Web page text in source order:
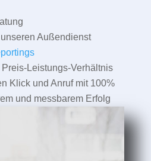
Außendienst
Leistungs-Verhältnis
Klick und Anruf mit 100%
und messbarem Erfolg